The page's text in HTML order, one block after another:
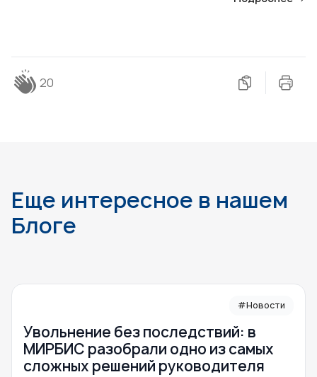
20
Еще интересное в нашем
Блоге
#Новости
Увольнение без последствий: в
МИРБИС разобрали одно из самых
сложных решений руководителя